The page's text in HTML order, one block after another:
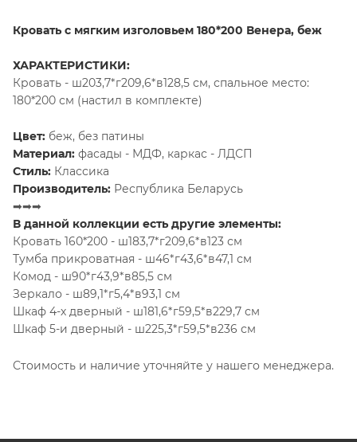
Кровать с мягким изголовьем 180*200 Венера, беж
ХАРАКТЕРИСТИКИ:
Кровать - ш203,7*г209,6*в128,5 см, спальное место:
180*200 см (настил в комплекте)
Цвет: беж, без патины
Материал: фасады - МДФ, каркас - ЛДСП
Стиль: Классика
Производитель: Республика Беларусь
➡➡➡
В данной коллекции есть другие элементы:
Кровать 160*200 - ш183,7*г209,6*в123 см
Тумба прикроватная - ш46*г43,6*в47,1 см
Комод - ш90*г43,9*в85,5 см
Зеркало - ш89,1*г5,4*в93,1 см
Шкаф 4-х дверный - ш181,6*г59,5*в229,7 см
Шкаф 5-и дверный - ш225,3*г59,5*в236 см
Стоимость и наличие уточняйте у нашего менеджера.